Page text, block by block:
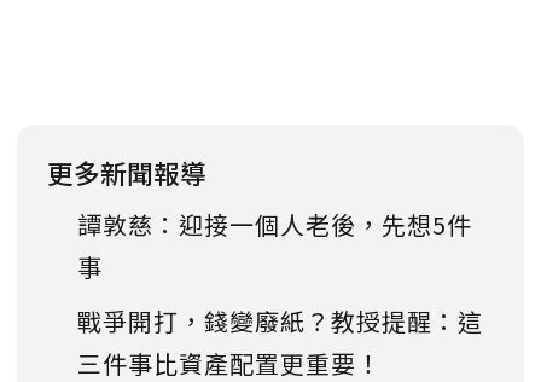
更多新聞報導
譚敦慈：迎接一個人老後，先想5件
事
戰爭開打，錢變廢紙？教授提醒：這
三件事比資產配置更重要！